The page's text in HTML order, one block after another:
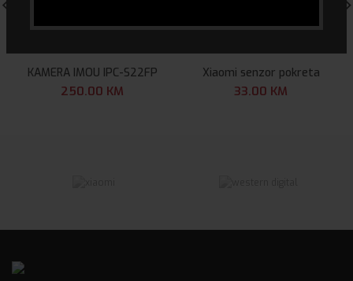
KAMERA IMOU IPC-S22FP
250.00 KM
Xiaomi senzor pokreta
33.00 KM